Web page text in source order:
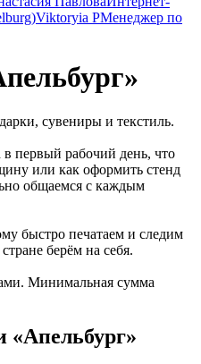
Viktoryia PМенеджер по
сувениры и текстиль.
первый рабочий день, что
или как оформить стенд
общаемся с каждым
быстро печатаем и следим
берём на себя.
Минимальная сумма
«Апельбург»